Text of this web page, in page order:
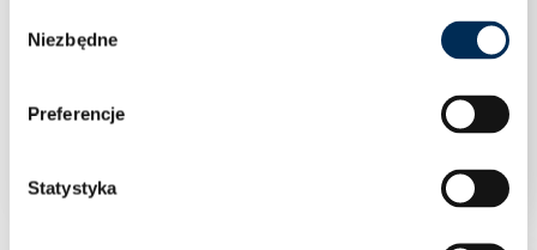
zgody
Niezbędne
Preferencje
Statystyka
WYŁĄCZNIK NADPRĄDOWY ETI 3P C40A